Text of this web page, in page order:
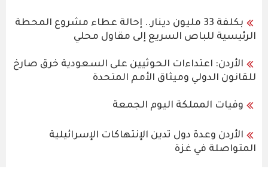
بكلفة 33 مليون دينار.. إحالة عطاء مشروع المحطة
الرئيسية للباص السريع إلى مقاول محلي
الأردن: اعتداءات الحوثيين على السعودية خرق صارخ
للقانون الدولي وميثاق الأمم المتحدة
وفيات المملكة اليوم الجمعة
الأردن وعدة دول تدين الإنتهاكات الإسرائيلية
المتواصلة في غزة